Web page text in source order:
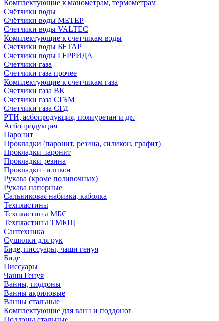
Комплектующие к манометрам, термометрам
Счётчики воды
Счётчики воды МЕТЕР
Счетчики воды VALTEC
Комплектующие к счетчикам воды
Счетчики воды БЕТАР
Счетчики воды ГЕРРИДА
Счетчики газа
Счетчики газа прочее
Комплектующие к счетчикам газа
Счетчики газа ВК
Счетчики газа СГБМ
Счетчики газа СГД
РТИ, асбопродукция, полиуретан и др.
Асбопродукция
Паронит
Прокладки (паронит, резина, силикон, графит)
Прокладки паронит
Прокладки резина
Прокладки силикон
Рукава (кроме поливочных)
Рукава напорные
Сальниковая набивка, каболка
Техпластины
Техпластины МБС
Техпластины ТМКЩ
Сантехника
Сушилки для рук
Биде, писсуары, чаши генуя
Биде
Писсуары
Чаши Генуя
Ванны, поддоны
Ванны акриловые
Ванны стальные
Комплектующие для ванн и поддонов
Поддоны стальные